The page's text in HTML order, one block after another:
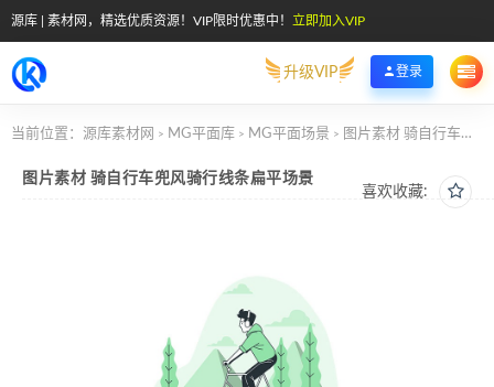
源库 | 素材网，精选优质资源！VIP限时优惠中！ 立即加入VIP
升级VIP 登录
当前位置： 源库素材网 > MG平面库 > MG平面场景 > 图片素材 骑自行车兜风骑行线条扁平场景
喜欢收藏:
图片素材 骑自行车兜风骑行线条扁平场景